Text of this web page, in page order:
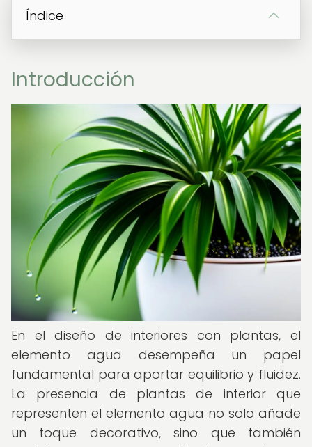
Índice
Introducción
En el diseño de interiores con plantas, el
elemento agua desempeña un papel
fundamental para aportar equilibrio y fluidez.
La presencia de plantas de interior que
representen el elemento agua no solo añade
un toque decorativo, sino que también